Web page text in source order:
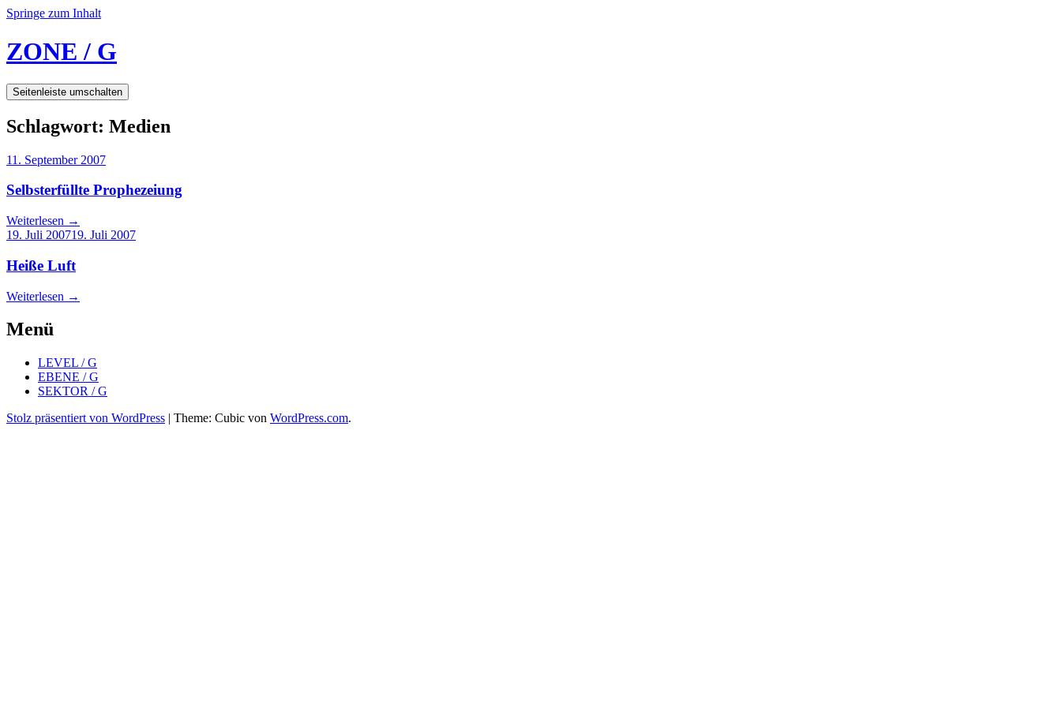
Springe zum Inhalt
ZONE / G
Seitenleiste umschalten
Schlagwort: Medien
11. September 2007
Selbsterfüllte Prophezeiung
Weiterlesen →
19. Juli 200719. Juli 2007
Heiße Luft
Weiterlesen →
Menü
LEVEL / G
EBENE / G
SEKTOR / G
Stolz präsentiert von WordPress | Theme: Cubic von WordPress.com.